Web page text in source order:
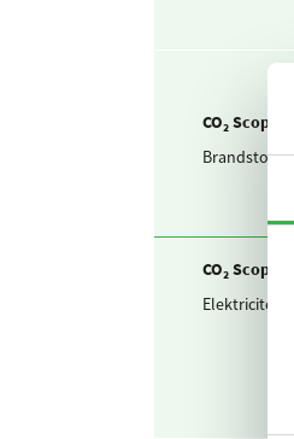
CO₂ Scope 1
Brandstof &
CO₂ Scope
Elektriciteit